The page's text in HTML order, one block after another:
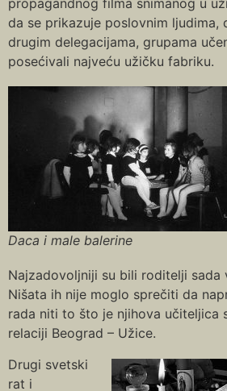
da se prikazuje poslovnim ljudima,
drugim delegacijama, grupama
posećivali najveću užičku fabriku.
Daca i male balerine
Najzadovoljniji su bili roditelji sada
Nišata ih nije moglo sprečiti da
rada niti to što je njihova učiteljica
relaciji Beograd – Užice.
Drugi svetski
rat i